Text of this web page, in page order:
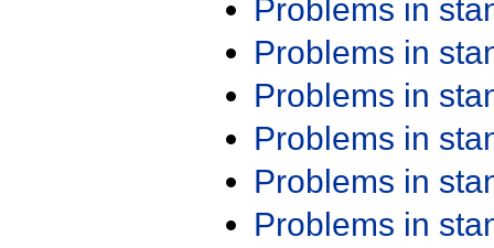
Problems in
Problems in
Problems in
Problems in
Problems in
Problems in